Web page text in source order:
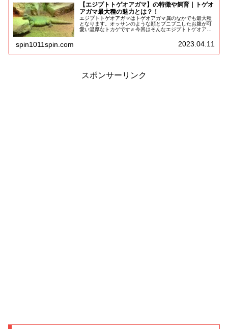
【エジプトトゲオアガマ】の特徴や飼育｜トゲオ
アガマ最大種の魅力とは？！
エジプトトゲオアガマはトゲオアガマ属のなかでも最大種
となります。オッサンのような顔とプニプニしたお腹が可
愛い温厚なトカゲです♬今回はそんなエジプトトゲオアガ
spin1011spin.com 2023.04.11
スポンサーリンク